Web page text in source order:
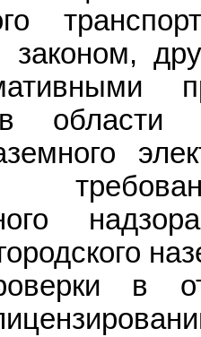
законом,
области
в